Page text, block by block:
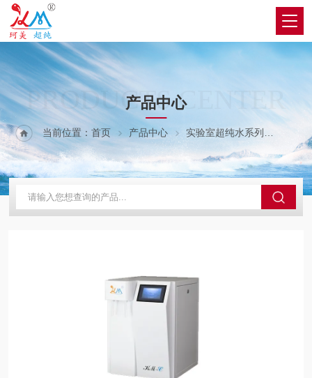
PRODUCTS CENTER
产品中心
当前位置：首页 产品中心 实验室超纯水系列